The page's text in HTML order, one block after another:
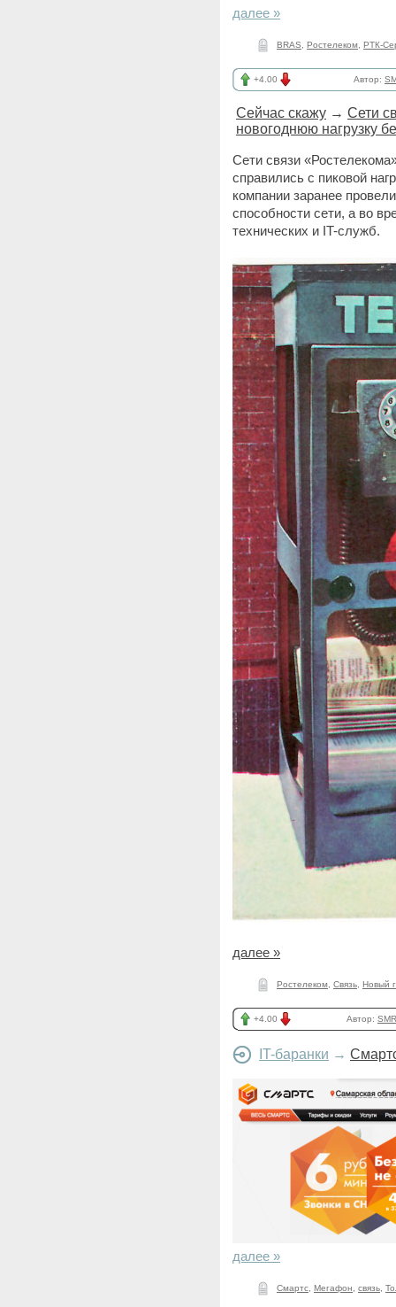
далее »
BRAS Ростелеком РТК-
+4.00 Автор:
Сейчас скажу → Сети
новогоднюю нагрузку
Сети связи
справились с пиковой
компании заранее
способности сети, а во
технических и IT-служб.
далее »
Ростелеком Связь Новый
+4.00 Автор:
IT-баранки →
далее »
Смартс Мегафон связь